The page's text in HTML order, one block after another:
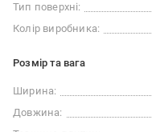
Тип поверхні:
Колір виробника:
Розмір та вага
Ширина:
Довжина: